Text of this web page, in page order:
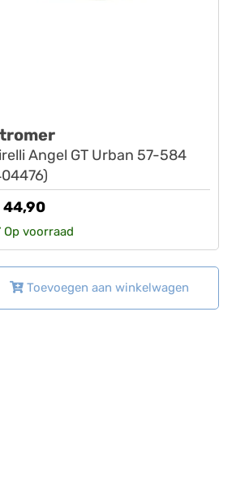
Angel GT Urban 57-584
Op voorraad
Toevoegen aan winkelwagen